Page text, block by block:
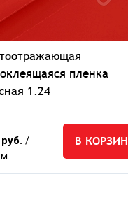
пленка
1.24
/
В